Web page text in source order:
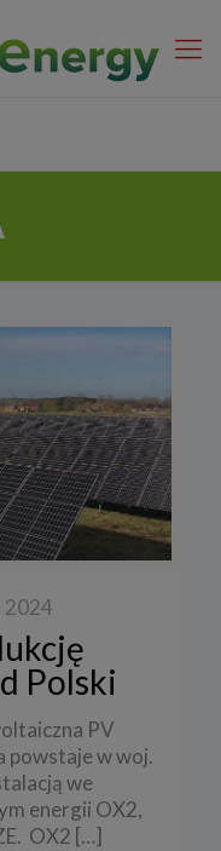
2024
Polski
PV
powstaje w woj.
we
energii OX2,
OX2 […]